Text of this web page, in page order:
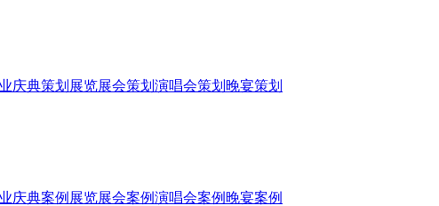
庆典策划 展览展会策划 演唱会策划 晚宴策划
庆典案例 展览展会案例演唱会案例 晚宴案例